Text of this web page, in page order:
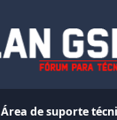
Área de suporte